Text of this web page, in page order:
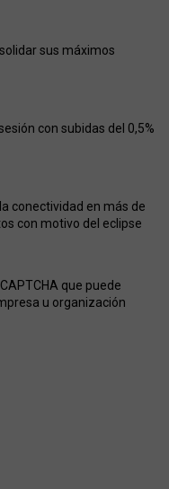
sus máximos
con subidas del 0,5%
conectividad en más de
con motivo del eclipse
que puede
u organización